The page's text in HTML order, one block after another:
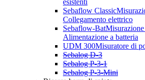
Sebaflow Classic
Collegamento elettrico
Sebaflow-Bat
Alimentazione a batteria
UDM 300Misuratore di
Sebalog D-3
Sebalog P-3-1
Sebalog P-3-Mini